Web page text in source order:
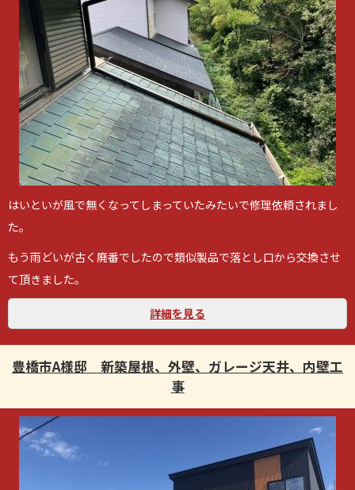
はいといが風で無くなってしまっていたみたいで修理依頼されまし
た。
もう雨どいが古く廃番でしたので類似製品で落とし口から交換させ
て頂きました。
詳細を見る
豊橋市A様邸 新築屋根、外壁、ガレージ天井、内壁工
事